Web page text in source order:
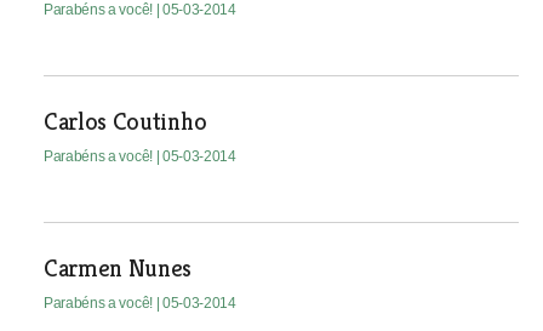
Parabéns a você! | 05-03-2014
Carlos Coutinho
Parabéns a você! | 05-03-2014
Carmen Nunes
Parabéns a você! | 05-03-2014